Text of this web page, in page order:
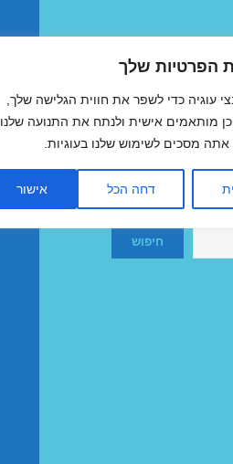
הפרטיות שלך
עוגיה כדי לשפר את חווית הגלישה שלך,
מותאמים אישית ולנתח את התנועה שלנו.
מסכים לשימוש שלנו בעוגיות.
דחה הכל אישור
חיפוש